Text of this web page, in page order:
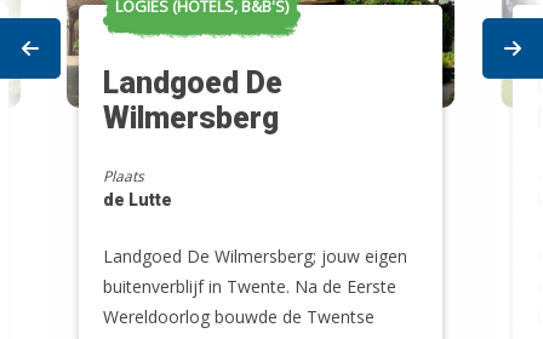
Prev
LOGIES (HOTELS, B&B'S)
Landgoed De
Wilmersberg
Plaats
de Lutte
Landgoed De Wilmersberg; jouw eigen
buitenverblijf in Twente. Na de Eerste
Wereldoorlog bouwde de Twentse